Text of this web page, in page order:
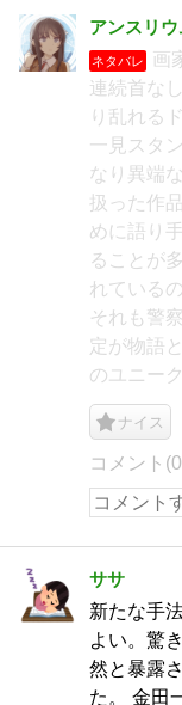
アンスリウ
ネタバレ
画
連続首な
り乱れる
一見スタ
なり異端
扱った作
めに語り
ることが
れている
それも警
定が物語
のユニー
ナイス
コメント
ササ
新たな手
よい。驚
然と暴露
た。 金田